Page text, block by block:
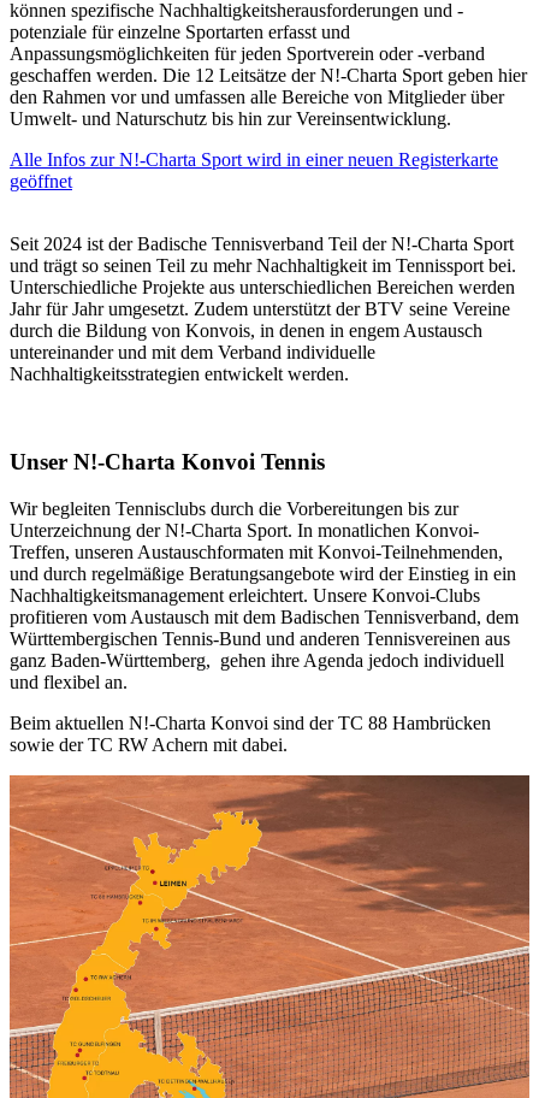
können spezifische Nachhaltigkeitsherausforderungen und -
potenziale für einzelne Sportarten erfasst und
Anpassungsmöglichkeiten für jeden Sportverein oder -verband
geschaffen werden. Die 12 Leitsätze der N!-Charta Sport geben hier
den Rahmen vor und umfassen alle Bereiche von Mitglieder über
Umwelt- und Naturschutz bis hin zur Vereinsentwicklung.
Alle Infos zur N!-Charta Sport wird in einer neuen Registerkarte
geöffnet
Seit 2024 ist der Badische Tennisverband Teil der N!-Charta Sport
und trägt so seinen Teil zu mehr Nachhaltigkeit im Tennissport bei.
Unterschiedliche Projekte aus unterschiedlichen Bereichen werden
Jahr für Jahr umgesetzt. Zudem unterstützt der BTV seine Vereine
durch die Bildung von Konvois, in denen in engem Austausch
untereinander und mit dem Verband individuelle
Nachhaltigkeitsstrategien entwickelt werden.
Unser N!-Charta Konvoi Tennis
Wir begleiten Tennisclubs durch die Vorbereitungen bis zur
Unterzeichnung der N!-Charta Sport. In monatlichen Konvoi-
Treffen, unseren Austauschformaten mit Konvoi-Teilnehmenden,
und durch regelmäßige Beratungsangebote wird der Einstieg in ein
Nachhaltigkeitsmanagement erleichtert. Unsere Konvoi-Clubs
profitieren vom Austausch mit dem Badischen Tennisverband, dem
Württembergischen Tennis-Bund und anderen Tennisvereinen aus
ganz Baden-Württemberg, gehen ihre Agenda jedoch individuell
und flexibel an.
Beim aktuellen N!-Charta Konvoi sind der TC 88 Hambrücken
sowie der TC RW Achern mit dabei.